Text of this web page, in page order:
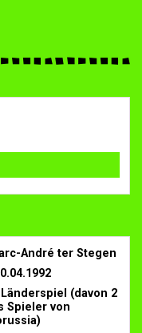
André ter Stegen
Länderspiel (davon 2
Spieler von